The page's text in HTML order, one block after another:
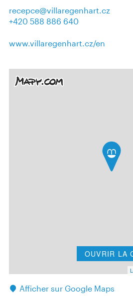
recepce@villaregenhart.cz
+420 588 886 640
www.villaregenhart.cz/en
OUVRIR LA
Afficher sur Google Maps